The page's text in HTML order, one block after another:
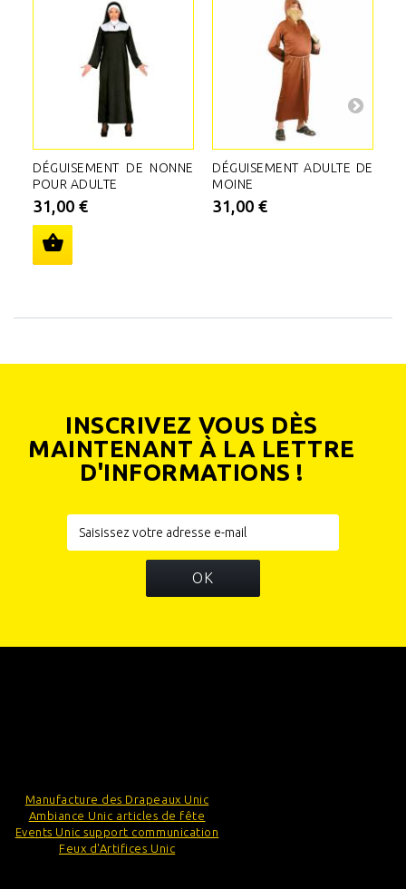
DÉGUISEMENT DE NONNE
POUR ADULTE
31,00 €
DÉGUISEMENT ADULTE DE
MOINE
31,00 €
INSCRIVEZ VOUS DÈS
MAINTENANT À LA LETTRE
D'INFORMATIONS !
OK
Manufacture des Drapeaux Unic
Ambiance Unic articles de fête
Events Unic support communication
Feux d'Artifices Unic